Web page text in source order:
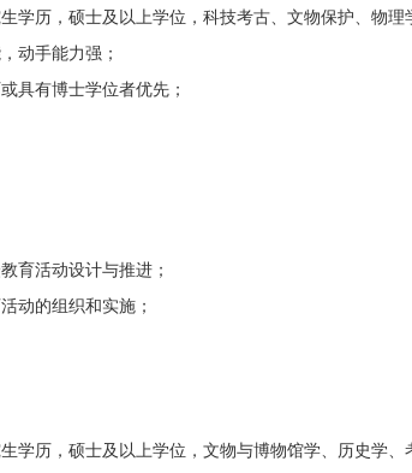
历，硕士及以上学位，科技考古、文物保护、物理
动手能力强；
有博士学位者优先；
活动设计与推进；
动的组织和实施；
历，硕士及以上学位，文物与博物馆学、历史学、